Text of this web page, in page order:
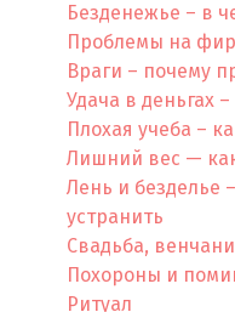
Безденежье – в
Проблемы на
Враги – почему
Удача в деньгах
Плохая учеба –
Лишний вес —
Лень и безделье
устранить
Свадьба,
Похороны и
Ритуал